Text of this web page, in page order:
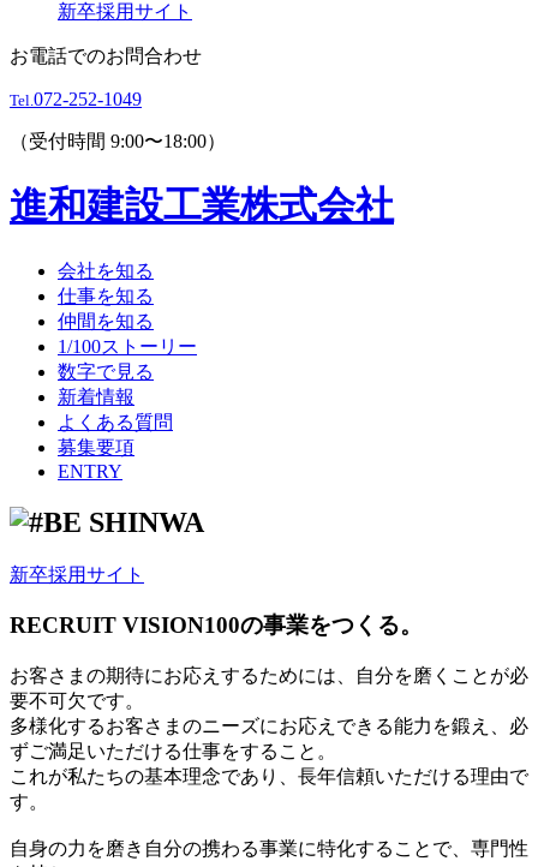
新卒採用サイト
お電話でのお問合わせ
Tel.072-252-1049
（受付時間 9:00〜18:00）
進和建設工業株式会社
会社を知る
仕事を知る
仲間を知る
1/100ストーリー
数字で見る
新着情報
よくある質問
募集要項
ENTRY
新卒採用サイト
RECRUIT VISION100の事業をつくる。
お客さまの期待にお応えするためには、自分を磨くことが必
要不可欠です。
多様化するお客さまのニーズにお応えできる能力を鍛え、必
ずご満足いただける仕事をすること。
これが私たちの基本理念であり、長年信頼いただける理由で
す。
自身の力を磨き自分の携わる事業に特化することで、専門性